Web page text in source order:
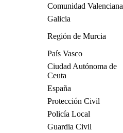
Comunidad Valenciana
Galicia
Región de Murcia
País Vasco
Ciudad Autónoma de
Ceuta
España
Protección Civil
Policía Local
Guardia Civil